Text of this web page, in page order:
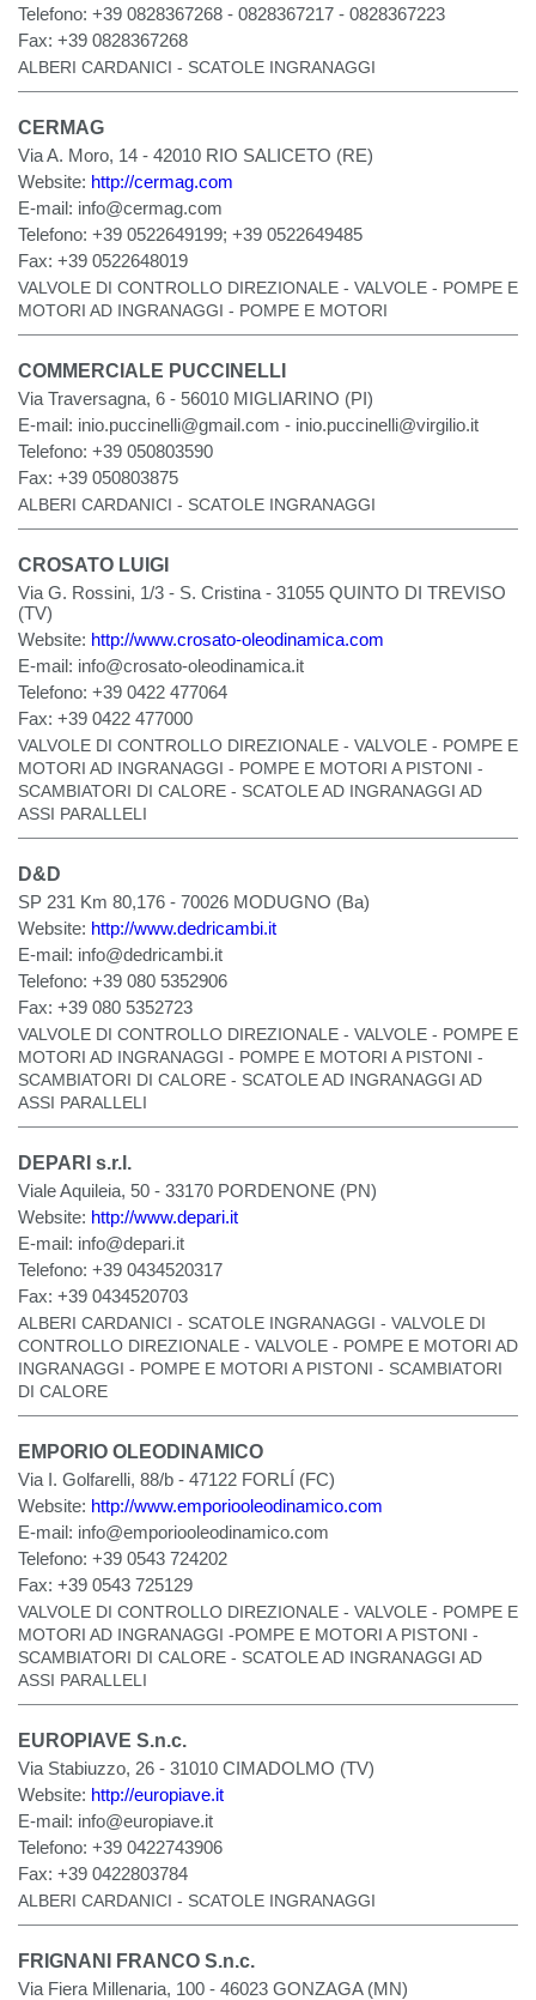
Telefono: +39 0828367268 - 0828367217 - 0828367223
Fax: +39 0828367268
ALBERI CARDANICI - SCATOLE INGRANAGGI
CERMAG
Via A. Moro, 14 - 42010 RIO SALICETO (RE)
Website: http://cermag.com
E-mail: info@cermag.com
Telefono: +39 0522649199; +39 0522649485
Fax: +39 0522648019
VALVOLE DI CONTROLLO DIREZIONALE - VALVOLE - POMPE E
MOTORI AD INGRANAGGI - POMPE E MOTORI
COMMERCIALE PUCCINELLI
Via Traversagna, 6 - 56010 MIGLIARINO (PI)
E-mail: inio.puccinelli@gmail.com - inio.puccinelli@virgilio.it
Telefono: +39 050803590
Fax: +39 050803875
ALBERI CARDANICI - SCATOLE INGRANAGGI
CROSATO LUIGI
Via G. Rossini, 1/3 - S. Cristina - 31055 QUINTO DI TREVISO
(TV)
Website: http://www.crosato-oleodinamica.com
E-mail: info@crosato-oleodinamica.it
Telefono: +39 0422 477064
Fax: +39 0422 477000
VALVOLE DI CONTROLLO DIREZIONALE - VALVOLE - POMPE E
MOTORI AD INGRANAGGI - POMPE E MOTORI A PISTONI -
SCAMBIATORI DI CALORE - SCATOLE AD INGRANAGGI AD
ASSI PARALLELI
D&D
SP 231 Km 80,176 - 70026 MODUGNO (Ba)
Website: http://www.dedricambi.it
E-mail: info@dedricambi.it
Telefono: +39 080 5352906
Fax: +39 080 5352723
VALVOLE DI CONTROLLO DIREZIONALE - VALVOLE - POMPE E
MOTORI AD INGRANAGGI - POMPE E MOTORI A PISTONI -
SCAMBIATORI DI CALORE - SCATOLE AD INGRANAGGI AD
ASSI PARALLELI
DEPARI s.r.l.
Viale Aquileia, 50 - 33170 PORDENONE (PN)
Website: http://www.depari.it
E-mail: info@depari.it
Telefono: +39 0434520317
Fax: +39 0434520703
ALBERI CARDANICI - SCATOLE INGRANAGGI - VALVOLE DI
CONTROLLO DIREZIONALE - VALVOLE - POMPE E MOTORI AD
INGRANAGGI - POMPE E MOTORI A PISTONI - SCAMBIATORI
DI CALORE
EMPORIO OLEODINAMICO
Via I. Golfarelli, 88/b - 47122 FORLÍ (FC)
Website: http://www.emporiooleodinamico.com
E-mail: info@emporiooleodinamico.com
Telefono: +39 0543 724202
Fax: +39 0543 725129
VALVOLE DI CONTROLLO DIREZIONALE - VALVOLE - POMPE E
MOTORI AD INGRANAGGI -POMPE E MOTORI A PISTONI -
SCAMBIATORI DI CALORE - SCATOLE AD INGRANAGGI AD
ASSI PARALLELI
EUROPIAVE S.n.c.
Via Stabiuzzo, 26 - 31010 CIMADOLMO (TV)
Website: http://europiave.it
E-mail: info@europiave.it
Telefono: +39 0422743906
Fax: +39 0422803784
ALBERI CARDANICI - SCATOLE INGRANAGGI
FRIGNANI FRANCO S.n.c.
Via Fiera Millenaria, 100 - 46023 GONZAGA (MN)